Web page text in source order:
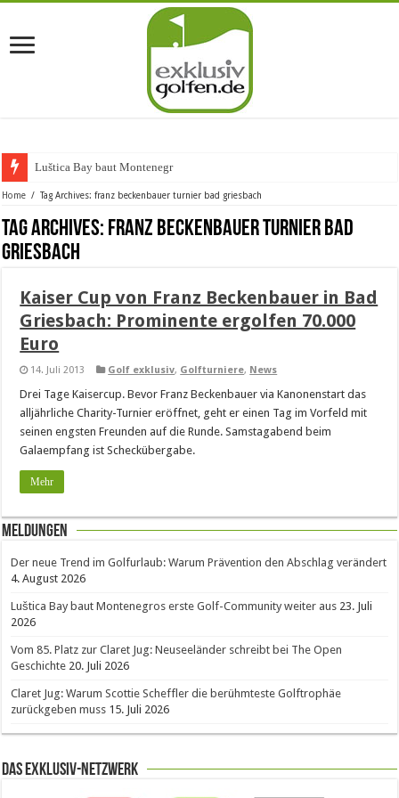
Luštica Bay baut Montenegros
Home / Tag Archives: franz beckenbauer turnier bad griesbach
Tag Archives: franz beckenbauer turnier bad
griesbach
Kaiser Cup von Franz Beckenbauer in Bad
Griesbach: Prominente ergolfen 70.000
Euro
14. Juli 2013 Golf exklusiv, Golfturniere, News
Drei Tage Kaisercup. Bevor Franz Beckenbauer via Kanonenstart das
alljährliche Charity-Turnier eröffnet, geht er einen Tag im Vorfeld mit
seinen engsten Freunden auf die Runde. Samstagabend beim
Galaempfang ist Scheckübergabe.
Mehr
Meldungen
Der neue Trend im Golfurlaub: Warum Prävention den Abschlag verändert
4. August 2026
Luštica Bay baut Montenegros erste Golf-Community weiter aus 23. Juli
2026
Vom 85. Platz zur Claret Jug: Neuseeländer schreibt bei The Open
Geschichte 20. Juli 2026
Claret Jug: Warum Scottie Scheffler die berühmteste Golftrophäe
zurückgeben muss 15. Juli 2026
Das Exklusiv-Netzwerk